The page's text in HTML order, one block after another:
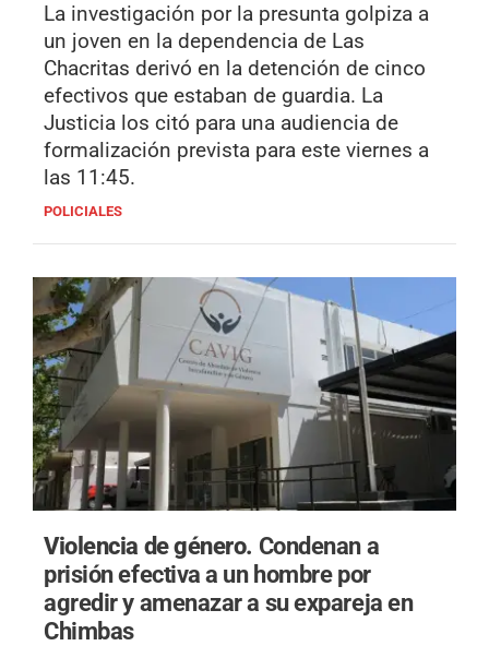
La investigación por la presunta golpiza a
un joven en la dependencia de Las
Chacritas derivó en la detención de cinco
efectivos que estaban de guardia. La
Justicia los citó para una audiencia de
formalización prevista para este viernes a
las 11:45.
POLICIALES
Violencia de género. Condenan a
prisión efectiva a un hombre por
agredir y amenazar a su expareja en
Chimbas